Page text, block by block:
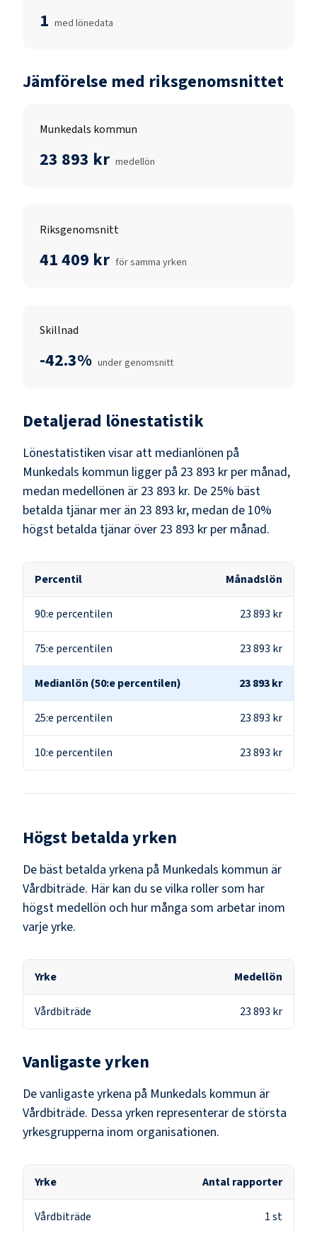
1 med lönedata
Jämförelse med riksgenomsnittet
Munkedals kommun
23 893 kr medellön
Riksgenomsnitt
41 409 kr för samma yrken
Skillnad
-42.3% under genomsnitt
Detaljerad lönestatistik
Lönestatistiken visar att medianlönen på
Munkedals kommun ligger på 23 893 kr per månad,
medan medellönen är 23 893 kr. De 25% bäst
betalda tjänar mer än 23 893 kr, medan de 10%
högst betalda tjänar över 23 893 kr per månad.
Percentil Månadslön
90:e percentilen 23 893 kr
75:e percentilen 23 893 kr
Medianlön (50:e percentilen) 23 893 kr
25:e percentilen 23 893 kr
10:e percentilen 23 893 kr
Högst betalda yrken
De bäst betalda yrkena på Munkedals kommun är
Vårdbiträde. Här kan du se vilka roller som har
högst medellön och hur många som arbetar inom
varje yrke.
Yrke Medellön
Vårdbiträde 23 893 kr
Vanligaste yrken
De vanligaste yrkena på Munkedals kommun är
Vårdbiträde. Dessa yrken representerar de största
yrkesgrupperna inom organisationen.
Yrke Antal rapporter
Vårdbiträde 1st